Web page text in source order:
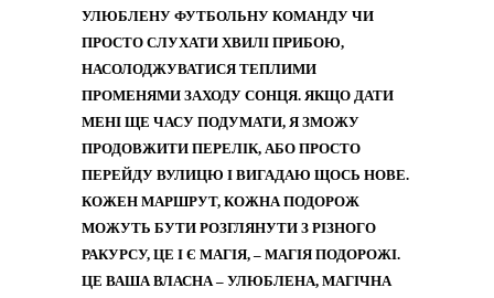
УЛЮБЛЕНУ ФУТБОЛЬНУ КОМАНДУ ЧИ
ПРОСТО СЛУХАТИ ХВИЛІ ПРИБОЮ,
НАСОЛОДЖУВАТИСЯ ТЕПЛИМИ
ПРОМЕНЯМИ ЗАХОДУ СОНЦЯ. ЯКЩО ДАТИ
МЕНІ ЩЕ ЧАСУ ПОДУМАТИ, Я ЗМОЖУ
ПРОДОВЖИТИ ПЕРЕЛІК, АБО ПРОСТО
ПЕРЕЙДУ ВУЛИЦЮ І ВИГАДАЮ ЩОСЬ НОВЕ.
КОЖЕН МАРШРУТ, КОЖНА ПОДОРОЖ
МОЖУТЬ БУТИ РОЗГЛЯНУТИ З РІЗНОГО
РАКУРСУ, ЦЕ І Є МАГІЯ, – МАГІЯ ПОДОРОЖІ.
ЦЕ ВАША ВЛАСНА – УЛЮБЛЕНА, МАГІЧНА